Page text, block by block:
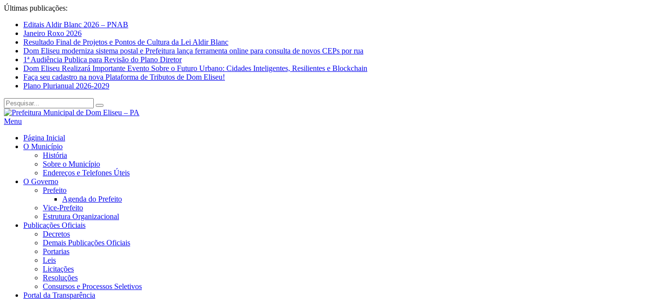
Últimas publicações:
Editais Aldir Blanc 2026 – PNAB
Janeiro Roxo 2026
Resultado Final de Projetos e Pontos de Cultura da Lei Aldir Blanc
Dom Eliseu moderniza sistema postal e Prefeitura lança ferramenta online para consulta de novos CEPs por rua
1ª Audiência Publica para Revisão do Plano Diretor
Dom Eliseu Realizará Importante Evento Sobre o Futuro Urbano: Cidades Inteligentes, Resilientes e Blockchain
Faça seu cadastro na nova Plataforma de Tributos de Dom Eliseu!
Plano Plurianual 2026-2029
Menu
Página Inicial
O Município
História
Sobre o Município
Endereços e Telefones Úteis
O Governo
Prefeito
Agenda do Prefeito
Vice-Prefeito
Estrutura Organizacional
Publicações Oficiais
Decretos
Demais Publicações Oficiais
Portarias
Leis
Licitações
Resoluções
Consursos e Processos Seletivos
Portal da Transparência